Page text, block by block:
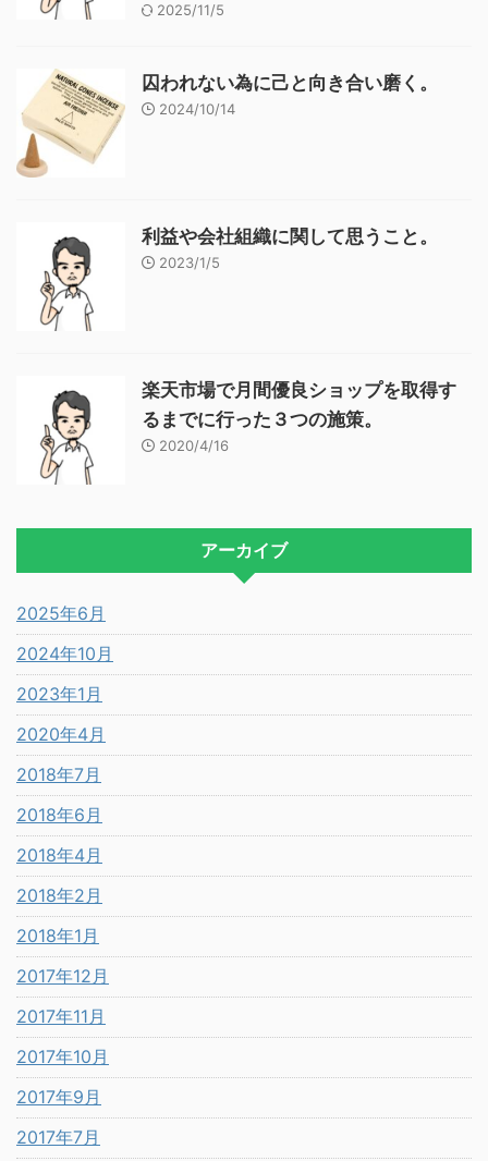
2025/11/5
囚われない為に己と向き合い磨く。
2024/10/14
利益や会社組織に関して思うこと。
2023/1/5
楽天市場で月間優良ショップを取得す
るまでに行った３つの施策。
2020/4/16
アーカイブ
2025年6月
2024年10月
2023年1月
2020年4月
2018年7月
2018年6月
2018年4月
2018年2月
2018年1月
2017年12月
2017年11月
2017年10月
2017年9月
2017年7月